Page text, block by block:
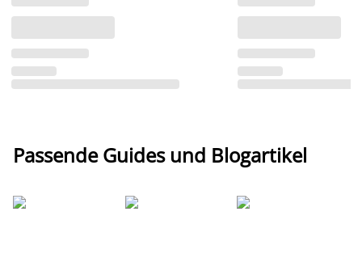
Passende Guides und Blogartikel